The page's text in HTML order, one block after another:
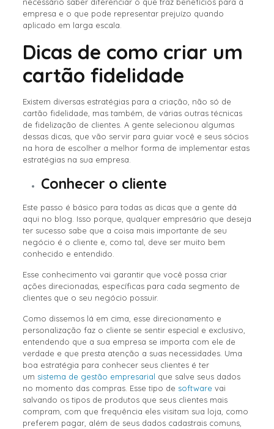
necessário saber diferenciar o que traz benefícios para a
empresa e o que pode representar prejuízo quando
aplicado em larga escala.
Dicas de como criar um
cartão fidelidade
Existem diversas estratégias para a criação, não só de
cartão fidelidade, mas também, de várias outras técnicas
de fidelização de clientes. A gente selecionou algumas
dessas dicas, que vão servir para guiar você e seus sócios
na hora de escolher a melhor forma de implementar estas
estratégias na sua empresa.
Conhecer o cliente
Este passo é básico para todas as dicas que a gente dá
aqui no blog. Isso porque, qualquer empresário que deseja
ter sucesso sabe que a coisa mais importante de seu
negócio é o cliente e, como tal, deve ser muito bem
conhecido e entendido.
Esse conhecimento vai garantir que você possa criar
ações direcionadas, específicas para cada segmento de
clientes que o seu negócio possuir.
Como dissemos lá em cima, esse direcionamento e
personalização faz o cliente se sentir especial e exclusivo,
entendendo que a sua empresa se importa com ele de
verdade e que presta atenção a suas necessidades. Uma
boa estratégia para conhecer seus clientes é ter
um sistema de gestão empresarial que salve seus dados
no momento das compras. Esse tipo de software vai
salvando os tipos de produtos que seus clientes mais
compram, com que frequência eles visitam sua loja, como
preferem pagar, além de seus dados cadastrais comuns,